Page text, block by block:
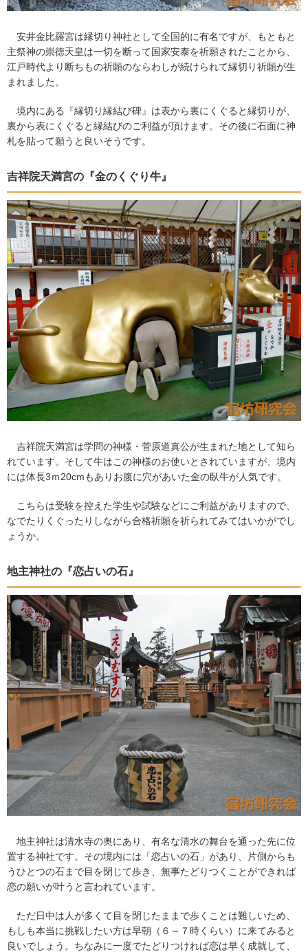
安井金比羅宮は縁切り神社として全国的に有名ですが、もともと
主祭神の崇徳天皇は一切を断って国家安泰を祈願されたことから、
江戸時代より断ちもの祈願のならわしが続けられて縁切り祈願が生
まれました。
境内にある『縁切り縁結び碑』は表から裏にくぐると縁切りが、
裏から表にくぐると縁結びのご利益が頂けます。その後に石面に神
札を貼って願うと良いそうです。
吉祥院天満宮の『金のくぐり牛』
吉祥院天満宮は学問の神様・菅原道真公が生まれた地として知ら
れています。そして牛はこの神様のお使いとされていますが、境内
には体長3ｍ20cmもありお腹に穴があいた金の臥牛が人気です。
こちらは受験を控えた学生や試験などにご利益がありますので、
なでたりくぐったりしながら合格祈願を祈られてみてはいかがでし
ょうか。
地主神社の『恋占いの石』
地主神社は清水寺の奥にあり、有名な清水の舞台を通った先に位
置する神社です。その境内には「恋占いの石」があり、片側からも
うひとつの石まで目を閉じて歩き、無事たどりつくことができれば
恋の願いが叶うと言われています。
ただ日中は人が多くて目を閉じたままで歩くことは難しいため、
もしも本当に挑戦したい方は早朝（６～７時くらい）に来てみると
良いでしょう。ちなみに一度でたどりつければ恋は早く成就して、